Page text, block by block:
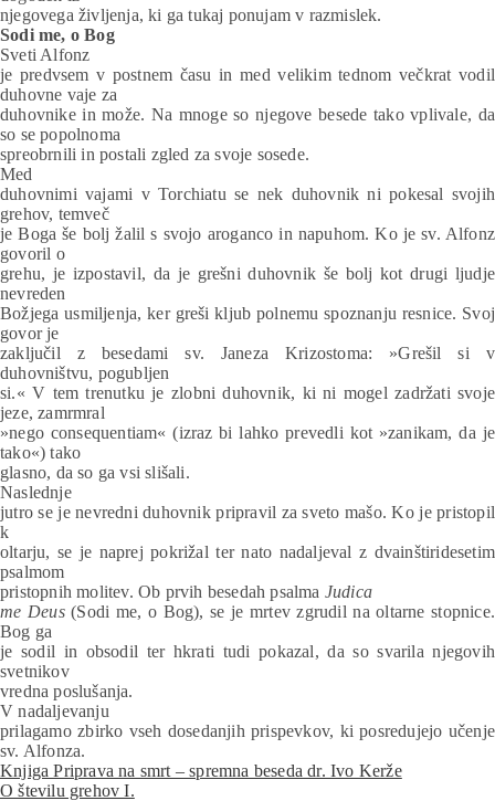
njegovega življenja, ki ga tukaj ponujam v razmislek.
Sodi me, o Bog
Sveti Alfonz
je predvsem v postnem času in med velikim tednom večkrat vodil
duhovne vaje za
duhovnike in može. Na mnoge so njegove besede tako vplivale, da
so se popolnoma
spreobrnili in postali zgled za svoje sosede.
Med
duhovnimi vajami v Torchiatu se nek duhovnik ni pokesal svojih
grehov, temveč
je Boga še bolj žalil s svojo aroganco in napuhom. Ko je sv. Alfonz
govoril o
grehu, je izpostavil, da je grešni duhovnik še bolj kot drugi ljudje
nevreden
Božjega usmiljenja, ker greši kljub polnemu spoznanju resnice. Svoj
govor je
zaključil z besedami sv. Janeza Krizostoma: »Grešil si v
duhovništvu, pogubljen
si.« V tem trenutku je zlobni duhovnik, ki ni mogel zadržati svoje
jeze, zamrmral
»nego consequentiam« (izraz bi lahko prevedli kot »zanikam, da je
tako«) tako
glasno, da so ga vsi slišali.
Naslednje
jutro se je nevredni duhovnik pripravil za sveto mašo. Ko je pristopil
k
oltarju, se je naprej pokrižal ter nato nadaljeval z dvainštiridesetim
psalmom
pristopnih molitev. Ob prvih besedah psalma Judica
me Deus(Sodi me, o Bog), se je mrtev zgrudil na oltarne stopnice.
Bog ga
je sodil in obsodil ter hkrati tudi pokazal, da so svarila njegovih
svetnikov
vredna poslušanja.
V nadaljevanju
prilagamo zbirko vseh dosedanjih prispevkov, ki posredujejo učenje
sv. Alfonza.
Knjiga Priprava na smrt – spremna beseda dr. Ivo Kerže
O številu grehov I.